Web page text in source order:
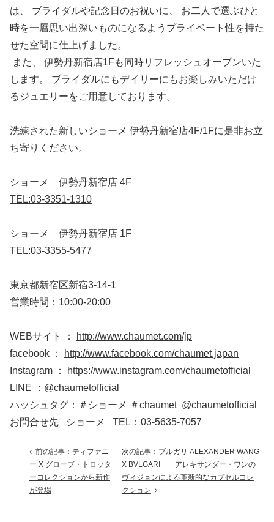
は、 ブライダルや記念日のお祝いに、 お二人で選ぶひと
時を一層思い出深いものになるようプライベート性を持た
せた空間に仕上げました。
また、 伊勢丹新宿店1Fも同時リフレッシュオープンいた
します。 ブライダルにもデイリーにもお楽しみいただけ
るジュエリーをご用意しております。
洗練された新しいショーメ 伊勢丹新宿店4F/1Fに是非お立
ち寄りください。
ショーメ 伊勢丹新宿店 4F
TEL:03-3351-1310
ショーメ 伊勢丹新宿店 1F
TEL:03-3355-5477
東京都新宿区新宿3-14-1
営業時間：10:00-20:00
WEBサイト ：
http://www.chaumet.com/jp
facebook ：
http://www.facebook.com/chaumet.japan
Instagram ：
https://www.instagram.com/chaumetofficial
LINE ：@chaumetofficial
ハッシュタグ：＃ショーメ ＃chaumet @chaumetofficial
お問合せ先 ショーメ TEL：03-5635-7057
前の記事：ティファニ
ー X グローブ・トロッタ
ーコレクションから新作
が登場
次の記事：ブルガリ ALEXANDER WANG
X BVLGARI アレキサンダー・ワンの
ヴィジョンによる革新的なカプセルコレ
クション